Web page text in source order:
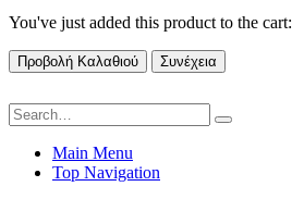
You've just added this product to the cart:
Προβολή Καλαθιού Συνέχεια
Main Menu
Top Navigation